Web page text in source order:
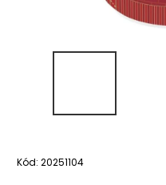
Kód: 20251104